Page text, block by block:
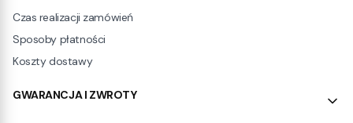
Czas realizacji zamówień
Sposoby płatności
Koszty dostawy
GWARANCJA I ZWROTY